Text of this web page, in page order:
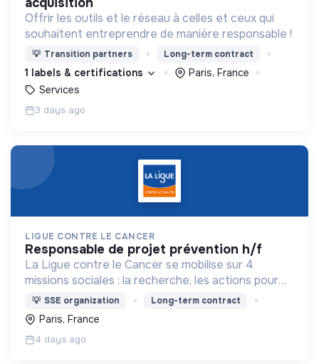
Offrir les outils et le réseau à celles et ceux qui
souhaitent entreprendre de manière responsable !
💡 Transition partners Long-term contract
1 labels & certifications
Paris, France
Services
3 days ago
LIGUE CONTRE LE CANCER
responsable de projet prévention h/f
La Ligue contre le Cancer se mobilise sur 4
missions sociales : la recherche, les actions pour
les personnes malades, la prévention & promotion
du dépistage et l'étude & observatoire.
💡 SSE organization Long-term contract
Paris, France
4 days ago